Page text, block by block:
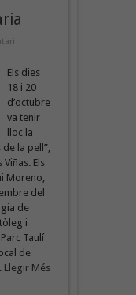
Els dies
18 i 20
d’octubre
va tenir
lloc la
la pell”,
Els
Moreno,
del
de
i
Taulí
de
Llegir Més